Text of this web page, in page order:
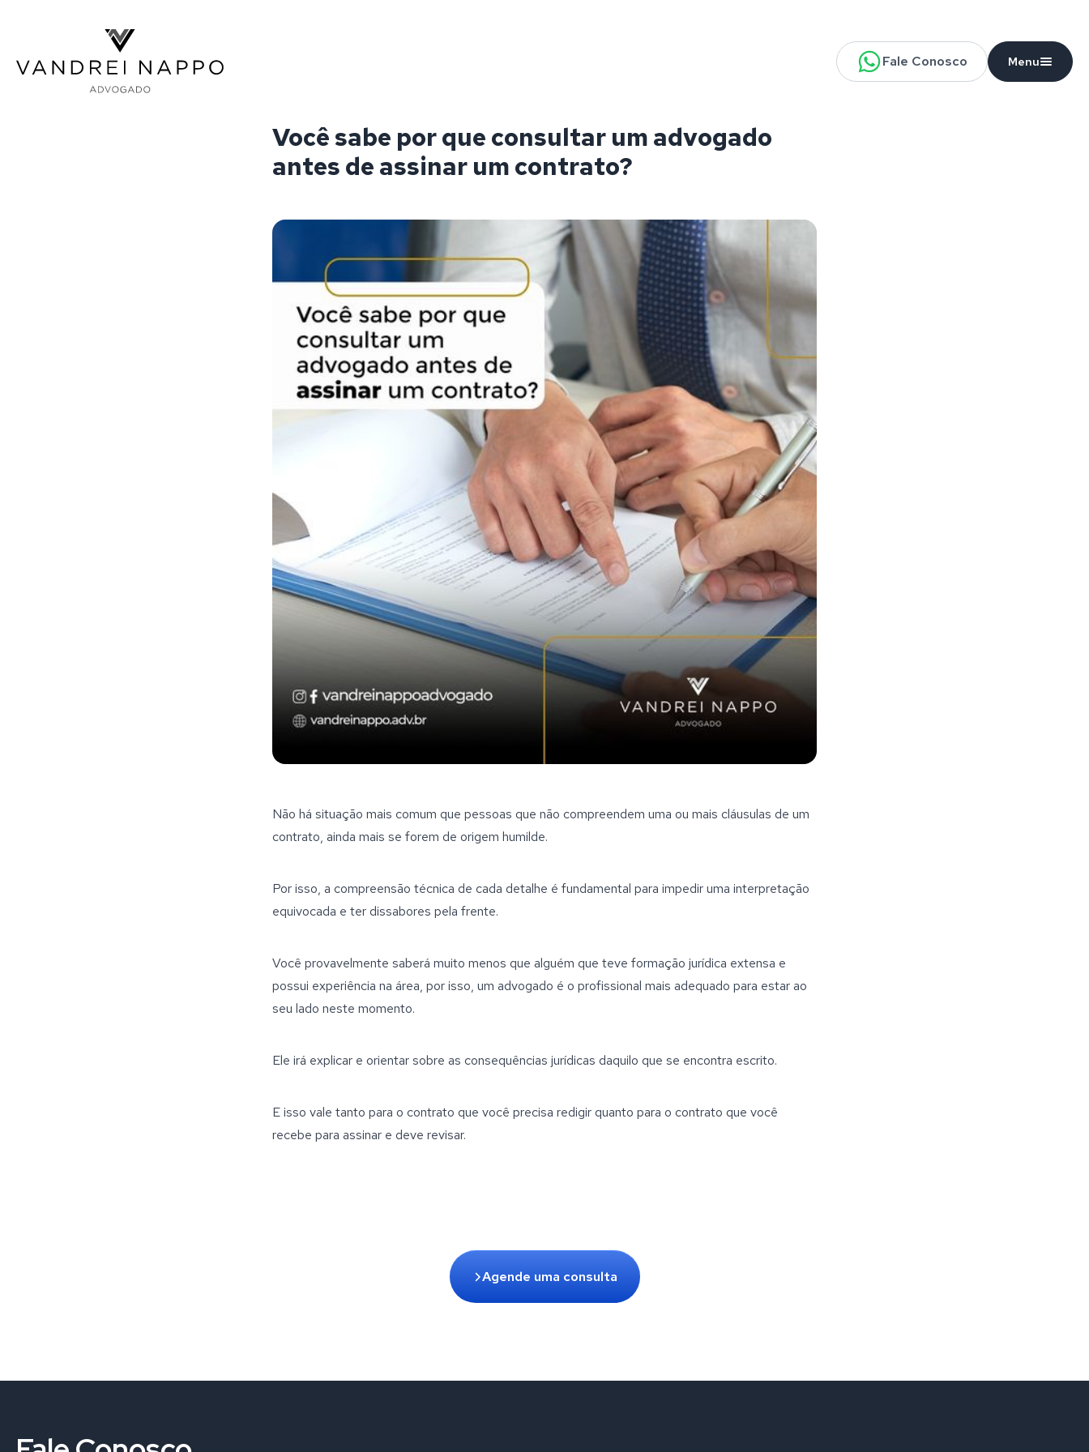
Vandrei Nappo - Advogado
Fale Conosco
Menu
Você sabe por que consultar um advogado
antes de assinar um contrato?
Não há situação mais comum que pessoas que não compreendem uma ou mais cláusulas de um
contrato, ainda mais se forem de origem humilde.
Por isso, a compreensão técnica de cada detalhe é fundamental para impedir uma interpretação
equivocada e ter dissabores pela frente.
Você provavelmente saberá muito menos que alguém que teve formação jurídica extensa e
possui experiência na área, por isso, um advogado é o profissional mais adequado para estar ao
seu lado neste momento.
Ele irá explicar e orientar sobre as consequências jurídicas daquilo que se encontra escrito.
E isso vale tanto para o contrato que você precisa redigir quanto para o contrato que você
recebe para assinar e deve revisar.
Agende uma consulta